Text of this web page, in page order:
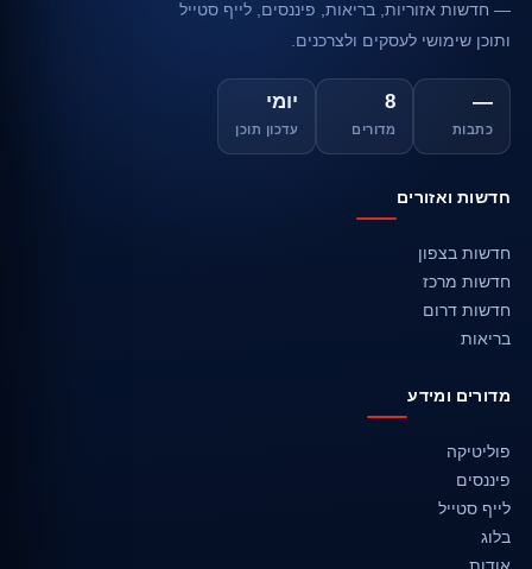
— חדשות אזוריות, בריאות, פיננסים, לייף סטייל
ותוכן שימושי לעסקים ולצרכנים.
—
כתבות
8
מדורים
יומי
עדכון תוכן
חדשות ואזורים
חדשות בצפון
חדשות מרכז
חדשות דרום
בריאות
מדורים ומידע
פוליטיקה
פיננסים
לייף סטייל
בלוג